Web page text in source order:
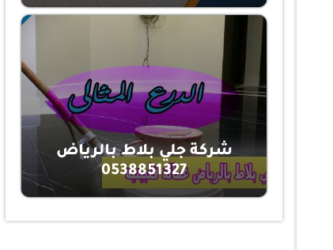
شركة جلي بلاط بالرياض
0538851327